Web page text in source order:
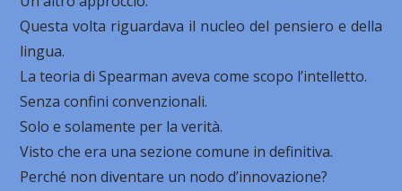
Questa volta riguardava il nucleo del pensiero e della
lingua.
La teoria di Spearman aveva come scopo l’intelletto.
Senza confini convenzionali.
Solo e solamente per la verità.
Visto che era una sezione comune in definitiva.
Perché non diventare un nodo d’innovazione?